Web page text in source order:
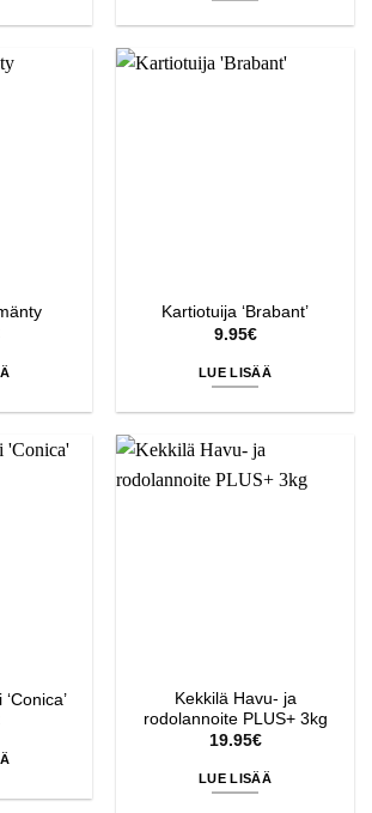
Kartiotuija ‘Brabant’
9.95€
LUE LISÄÄ
Kekkilä Havu- ja
rodolannoite PLUS+ 3kg
19.95€
LUE LISÄÄ